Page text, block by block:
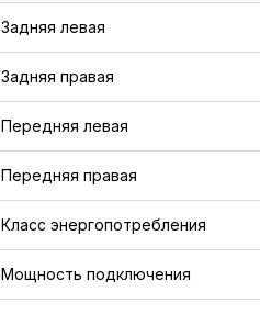
Задняя левая
Задняя правая
Передняя левая
Передняя правая
Класс энергопотребления
Мощность подключения